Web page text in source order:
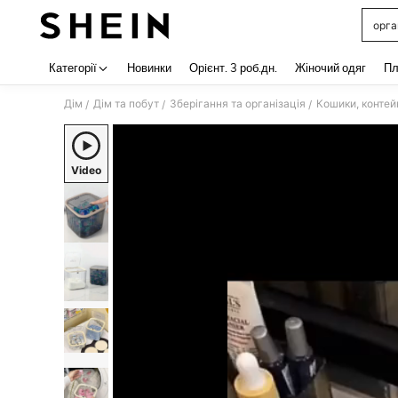
Категорії Новинки Орiєнт. 3 роб.дн. Жіночий одяг
Дім / Дім та побут / Зберігання та організація / Кошики,
Video